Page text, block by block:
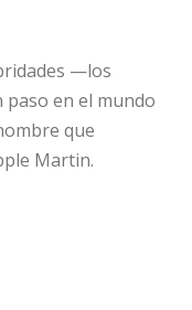
—los
paso en el mundo
que
Martin.